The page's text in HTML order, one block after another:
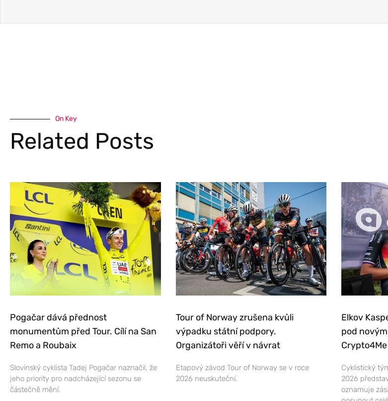
On Key
Related Posts
Pogačar dává přednost
monumentům před Tour. Cílí na San
Remo a Roubaix
Slovinský cyklista Tadej Pogačar naznačil, že
jeho priority pro nadcházející sezonu se
částečně mění.
Tour of Norway zrušena kvůli
výpadku státní podpory.
Organizátoři věří v návrat
Etapový závod Tour of Norway se v roce
2026 neuskuteční.
Elkov
pod
Crypto4Me
Cyklistický
2026
oznamuje